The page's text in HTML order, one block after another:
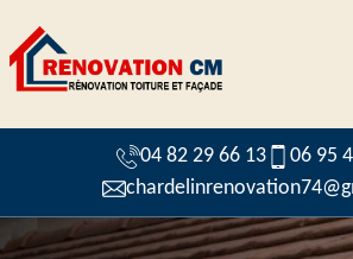
04 82 29 66 13
06 95